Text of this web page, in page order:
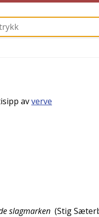
avverve
slagmarken (Stig